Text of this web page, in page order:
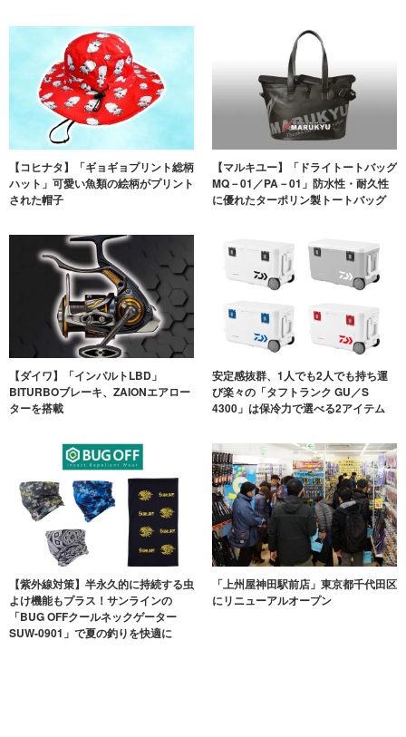
【コヒナタ】「ギョギョプリント総柄
ハット」可愛い魚類の絵柄がプリント
された帽子
【マルキユー】「ドライトートバッグ
MQ－01／PA－01」防水性・耐久性
に優れたターポリン製トートバッグ
【ダイワ】「インパルトLBD」
BITURBOブレーキ、ZAIONエアロー
ターを搭載
安定感抜群、1人でも2人でも持ち運
び楽々の「タフトランク GU／S
4300」は保冷力で選べる2アイテム
【紫外線対策】半永久的に持続する虫
よけ機能もプラス！サンラインの
「BUG OFFクールネックゲーター
SUW-0901」で夏の釣りを快適に
「上州屋神田駅前店」東京都千代田区
にリニューアルオープン